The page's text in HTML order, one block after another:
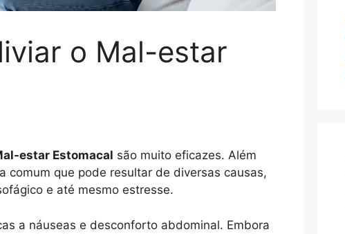
o Mal-estar
estar Estomacal são muito eficazes. Além
comum que pode resultar de diversas causas,
e até mesmo estresse.
a náuseas e desconforto abdominal. Embora